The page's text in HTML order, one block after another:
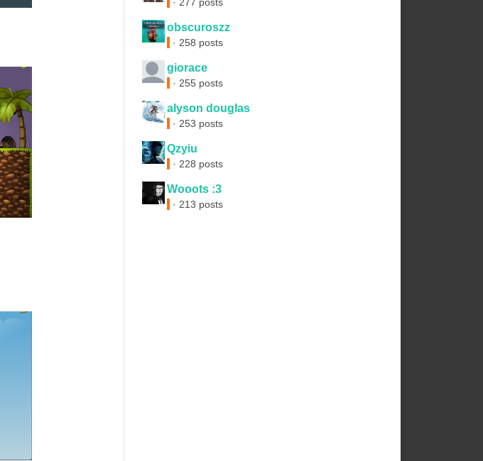
obscuroszz
· 258 posts
giorace
· 255 posts
alyson douglas
· 253 posts
Qzyiu
· 228 posts
Wooots :3
· 213 posts